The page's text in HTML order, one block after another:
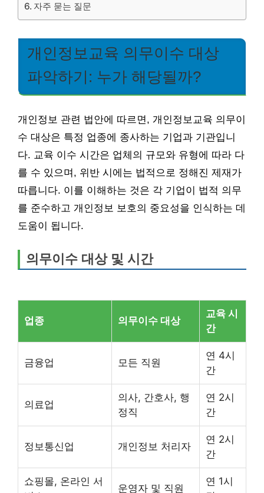
자주 묻는 질문
개인정보교육 의무이수 대상
파악하기: 누가 해당될까?
개인정보 관련 법안에 따르면, 개인정보교육 의무이
수 대상은 특정 업종에 종사하는 기업과 기관입니
다. 교육 이수 시간은 업체의 규모와 유형에 따라 다
를 수 있으며, 위반 시에는 법적으로 정해진 제재가
따릅니다. 이를 이해하는 것은 각 기업이 법적 의무
를 준수하고 개인정보 보호의 중요성을 인식하는 데
도움이 됩니다.
의무이수 대상 및 시간
업종 의무이수 대상
교육 시
간
금융업 모든 직원
연 4시
간
의료업
의사, 간호사, 행
정직
연 2시
간
정보통신업 개인정보 처리자
연 2시
간
쇼핑몰, 온라인 서
운영자 및 직원
연 1시